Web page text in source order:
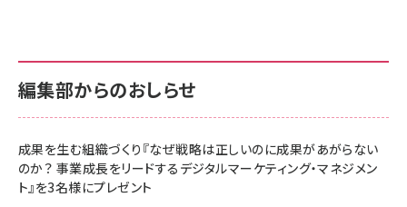
￥880
anan(アンアン)2026/06/24号 No.2500増刊
スペシャルエディション[王道エンタメの矜持／
￥1,100
anan(アンアン)2026/07/08号 No.2502[2026
サポート正規品 メーカー保証5年 KLMEA128G
NIMASO ガラスフィルム iPhone 17 用 保護フィ
すい ガイド枠付き いPhone17 (6.3インチ) 対応
2枚セット DSP25F1698
￥1,599
サポート正規品 メーカー保証5年 KLMEA128G
Amazon eギフトカード - Amazonロゴ - クラ
￥5,000
Anker PowerLine III Flow USB-C & USB-C
編集部からのおしらせ
成果を生む組織づくり『なぜ戦略は正しいのに成果があがらない
のか？ 事業成長をリードするデジタルマーケティング・マネジメン
ト』を3名様にプレゼント